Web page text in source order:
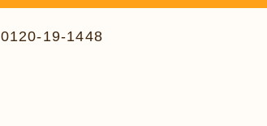
0120-19-1448